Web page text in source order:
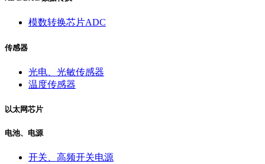
模数转换芯片ADC
传感器
光电、光敏传感器
温度传感器
以太网芯片
电池、电源
开关、高频开关电源